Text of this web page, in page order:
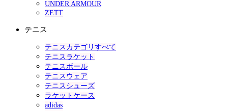
UNDER ARMOUR
ZETT
テニス
テニスカテゴリすべて
テニスラケット
テニスボール
テニスウェア
テニスシューズ
ラケットケース
adidas